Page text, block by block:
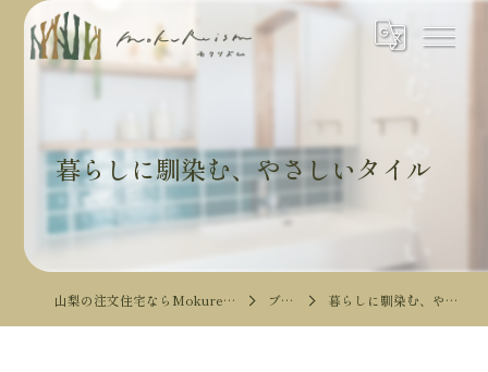
暮らしに馴染む、やさしいタイル
山梨の注文住宅ならMokureismモクリズム ブログ 暮らしに馴染む、やさしいタイル